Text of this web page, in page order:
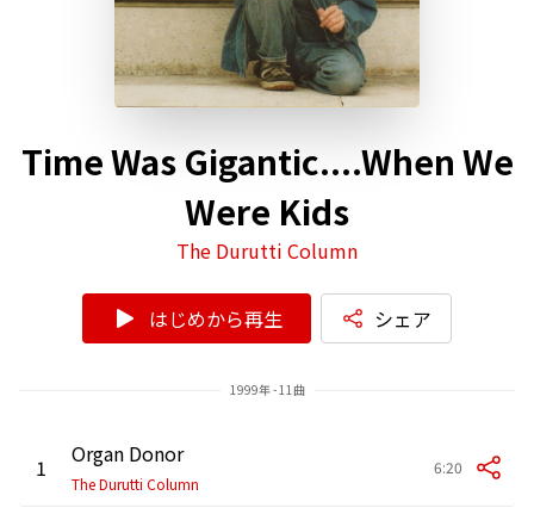
Time Was Gigantic....When We
Were Kids
The Durutti Column
はじめから再生 シェア
1999年 - 11曲
1 Organ Donor
The Durutti Column
6:20